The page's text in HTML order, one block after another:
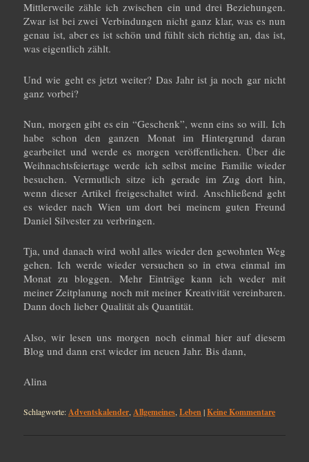
Mittlerweile zähle ich zwischen ein und drei Beziehungen.
Zwar ist bei zwei Verbindungen nicht ganz klar, was es nun
genau ist, aber es ist schön und fühlt sich richtig an, das ist,
was eigentlich zählt.
Und wie geht es jetzt weiter? Das Jahr ist ja noch gar nicht
ganz vorbei?
Nun, morgen gibt es ein “Geschenk”, wenn eins so will. Ich
habe schon den ganzen Monat im Hintergrund daran
gearbeitet und werde es morgen veröffentlichen. Über die
Weihnachtsfeiertage werde ich selbst meine Familie wieder
besuchen. Vermutlich sitze ich gerade im Zug dort hin,
wenn dieser Artikel freigeschaltet wird. Anschließend geht
es wieder nach Wien um dort bei meinem guten Freund
Daniel Silvester zu verbringen.
Tja, und danach wird wohl alles wieder den gewohnten Weg
gehen. Ich werde wieder versuchen so in etwa einmal im
Monat zu bloggen. Mehr Einträge kann ich weder mit
meiner Zeitplanung noch mit meiner Kreativität vereinbaren.
Dann doch lieber Qualität als Quantität.
Also, wir lesen uns morgen noch einmal hier auf diesem
Blog und dann erst wieder im neuen Jahr. Bis dann,
Alina
Schlagworte:Adventskalender, Allgemeines,Leben|Keine Kommentare